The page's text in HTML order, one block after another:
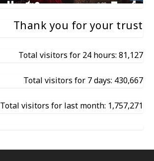
Thank you for your trust
Total visitors for 24 hours: 81,127
Total visitors for 7 days: 430,667
Total visitors for last month: 1,757,271